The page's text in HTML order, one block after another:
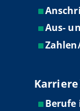
Aus-
Karriere
Berufe